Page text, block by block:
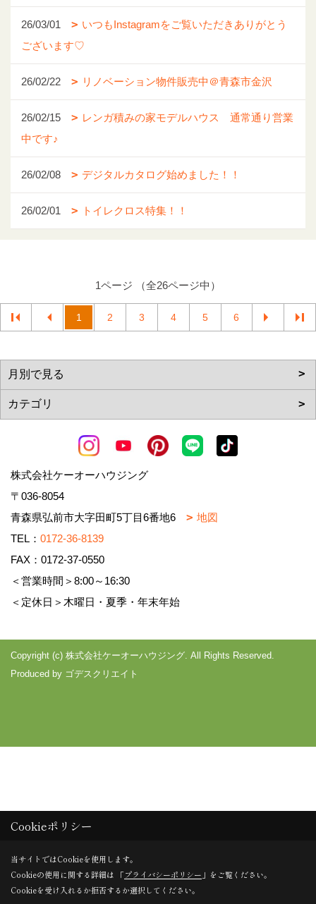
26/03/01
いつもInstagramをご覧いただきありがとう
ございます♡
26/02/22 リノベーション物件販売中＠青森市金沢
26/02/15
レンガ積みの家モデルハウス 通常通り営業
中です♪
26/02/08 デジタルカタログ始めました！！
26/02/01 トイレクロス特集！！
1ページ （全26ページ中）
1 2 3 4 5 6
株式会社ケーオーハウジング
〒036-8054
青森県弘前市大字田町5丁目6番地6
地図
TEL： 0172-36-8139
FAX：0172-37-0550
＜営業時間＞8:00～16:30
＜定休日＞木曜日・夏季・年末年始
Copyright (c) 株式会社ケーオーハウジング. All Rights Reserved.
Produced by ゴデスクリエイト
Cookieポリシー
当サイトではCookieを使用します。
Cookieの使用に関する詳細は 「プライバシーポリシー 」をご覧ください。
Cookieを受け入れるか拒否するか選択してください。